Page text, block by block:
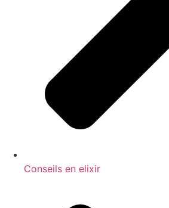
Conseils en elixir